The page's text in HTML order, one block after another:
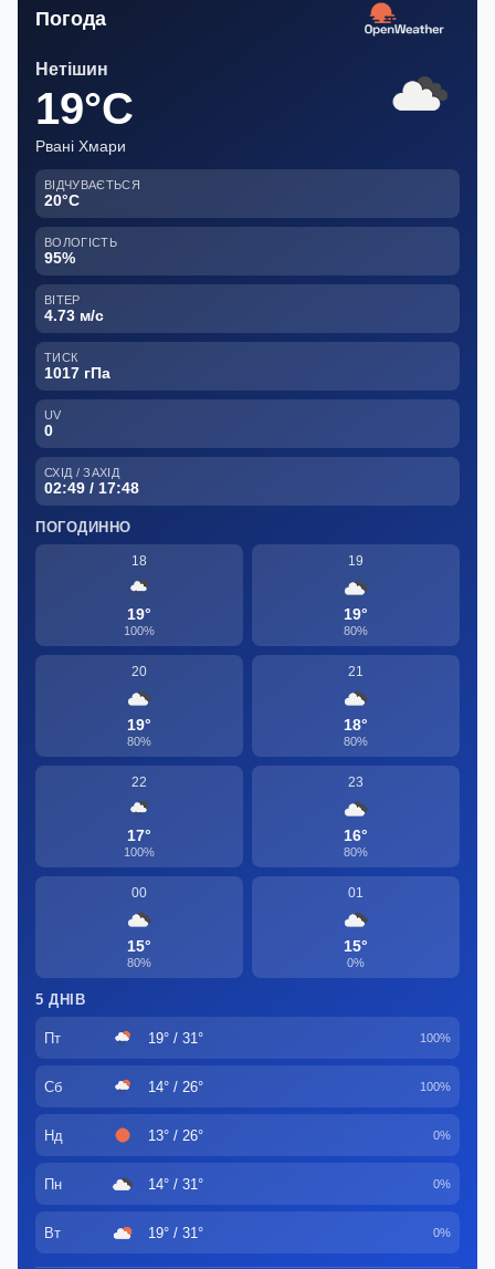
Погода
Нетішин
19°C
Рвані Хмари
ВІДЧУВАЄТЬСЯ
20°C
ВОЛОГІСТЬ
95%
ВІТЕР
4.73 м/с
ТИСК
1017 гПа
UV
0
СХІД / ЗАХІД
02:49 / 17:48
ПОГОДИННО
18
19°
100%
19
19°
80%
20
19°
80%
21
18°
80%
22
17°
100%
23
16°
80%
00
15°
80%
01
15°
0%
5 ДНІВ
Пт 19° / 31° 100%
Сб 14° / 26° 100%
Нд 13° / 26° 0%
Пн 14° / 31° 0%
Вт 19° / 31° 0%